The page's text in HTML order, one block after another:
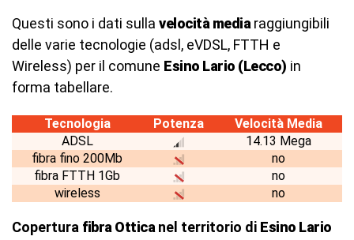
Questi sono i dati sulla velocità media raggiungibili
delle varie tecnologie (adsl, eVDSL, FTTH e
Wireless) per il comune Esino Lario (Lecco) in
forma tabellare.
Tecnologia Potenza
Velocità Media
ADSL
14.13 Mega
fibra fino 200Mb
no
fibra FTTH 1Gb
no
wireless
no
Copertura fibra Ottica nel territorio di Esino Lario